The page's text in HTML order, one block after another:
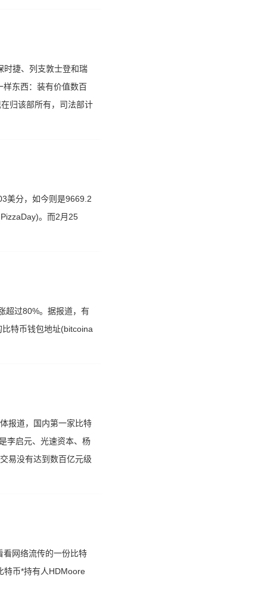
时捷、列支敦士登和瑞
样东西：装有价值数百
归该部所有，司法部计
美分，如今则是9669.2
。而2月25
超过80%。据报道，有
特币钱包地址(bitcoina
报道，国内第一家比特
李启元、光速资本、杨
易没有达到数百亿元级
看网络流传的一份比特
特币*持有人HDMoore